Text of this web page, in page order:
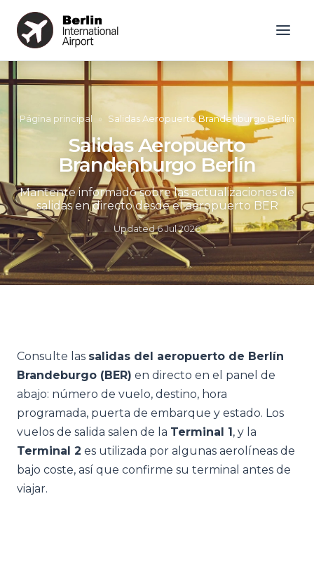
Página principal » Salidas Aeropuerto Brandenburgo Berlín
Salidas Aeropuerto
Brandenburgo Berlín
Mantente informado sobre las actualizaciones de
salidas en directo desde el aeropuerto BER
Updated6 Jul 2026
Consulte las salidas del aeropuerto de Berlín
Brandeburgo (BER) en directo en el panel de
abajo: número de vuelo, destino, hora
programada, puerta de embarque y estado. Los
vuelos de salida salen de la Terminal 1, y la
Terminal 2 es utilizada por algunas aerolíneas de
bajo coste, así que confirme su terminal antes de
viajar.